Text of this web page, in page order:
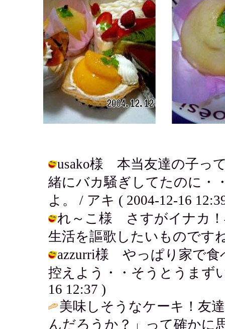
usako様 本当友達の子っ
緒にバカ騒ぎしてたのに・
よ。 / アキ ( 2004-12-16
れ～こ様 さすがイナカ！
生活を謳歌したいものです
azzurri様 やっぱり家で食
控えよう・・そうとうまず
16 12:37 )
美味しそうなケーキ！友
んだろうか？」って確かに